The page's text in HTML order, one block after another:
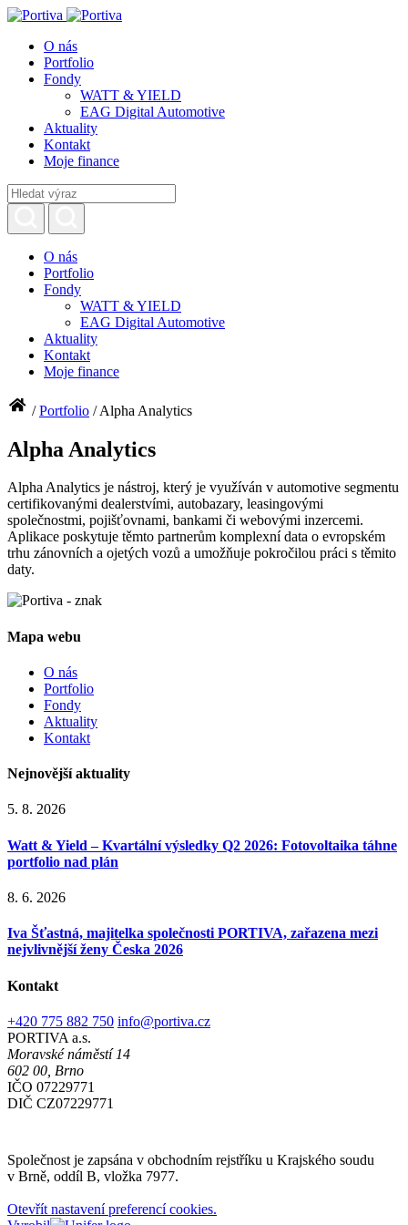
O nás
Portfolio
Fondy
WATT & YIELD
EAG Digital Automotive
Aktuality
Kontakt
Moje finance
O nás
Portfolio
Fondy
WATT & YIELD
EAG Digital Automotive
Aktuality
Kontakt
Moje finance
/Portfolio /Alpha Analytics
Alpha Analytics
Alpha Analytics je nástroj, který je využíván v automotive segmentu
certifikovanými dealerstvími, autobazary, leasingovými
společnostmi, pojišťovnami, bankami či webovými inzercemi.
Aplikace poskytuje těmto partnerům komplexní data o evropském
trhu zánovních a ojetých vozů a umožňuje pokročilou práci s těmito
daty.
Mapa webu
O nás
Portfolio
Fondy
Aktuality
Kontakt
Nejnovější aktuality
5. 8. 2026
Watt & Yield – Kvartální výsledky Q2 2026: Fotovoltaika táhne
portfolio nad plán
8. 6. 2026
Iva Šťastná, majitelka společnosti PORTIVA, zařazena mezi
nejvlivnější ženy Česka 2026
Kontakt
+420 775 882 750 info@portiva.cz
PORTIVA a.s.
Moravské náměstí 14
602 00, Brno
IČO 07229771
DIČ CZ07229771
Společnost je zapsána v obchodním rejstříku u Krajského soudu
v Brně, oddíl B, vložka 7977.
Otevřít nastavení preferencí cookies.